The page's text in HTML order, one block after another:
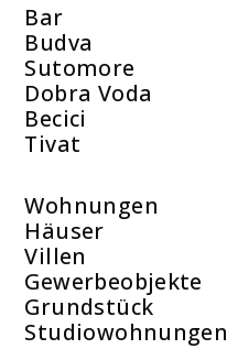
Bar
Budva
Sutomore
Dobra Voda
Becici
Tivat
Wohnungen
Häuser
Villen
Gewerbeobjekte
Grundstück
Studiowohnungen